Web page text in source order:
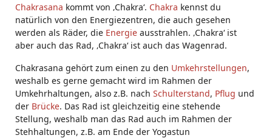
Chakrasana kommt von ‚Chakra‘. Chakra kennst du
natürlich von den Energiezentren, die auch gesehen
werden als Räder, die Energie ausstrahlen. ‚Chakra‘ ist
aber auch das Rad, ‚Chakra‘ ist auch das Wagenrad.
Chakrasana gehört zum einen zu den Umkehrstellungen,
weshalb es gerne gemacht wird im Rahmen der
Umkehrhaltungen, also z.B. nach Schulterstand, Pflug und
der Brücke. Das Rad ist gleichzeitig eine stehende
Stellung, weshalb man das Rad auch im Rahmen der
Stehhaltungen, z.B. am Ende der Yogastun